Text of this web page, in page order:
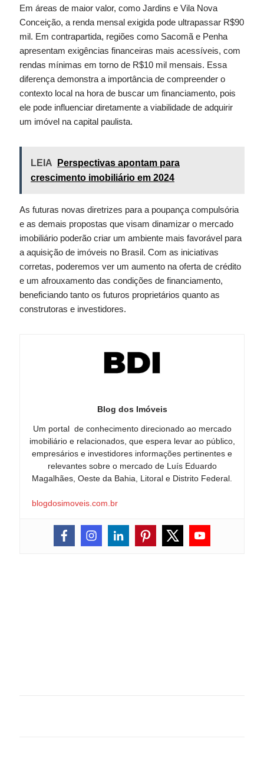
Em áreas de maior valor, como Jardins e Vila Nova
Conceição, a renda mensal exigida pode ultrapassar R$90
mil. Em contrapartida, regiões como Sacomã e Penha
apresentam exigências financeiras mais acessíveis, com
rendas mínimas em torno de R$10 mil mensais. Essa
diferença demonstra a importância de compreender o
contexto local na hora de buscar um financiamento, pois
ele pode influenciar diretamente a viabilidade de adquirir
um imóvel na capital paulista.
LEIA
Perspectivas apontam para
crescimento imobiliário em 2024
As futuras novas diretrizes para a poupança compulsória
e as demais propostas que visam dinamizar o mercado
imobiliário poderão criar um ambiente mais favorável para
a aquisição de imóveis no Brasil. Com as iniciativas
corretas, poderemos ver um aumento na oferta de crédito
e um afrouxamento das condições de financiamento,
beneficiando tanto os futuros proprietários quanto as
construtoras e investidores.
Blog dos Imóveis
Um portal de conhecimento direcionado ao mercado
imobiliário e relacionados, que espera levar ao público,
empresários e investidores informações pertinentes e
relevantes sobre o mercado de Luís Eduardo
Magalhães, Oeste da Bahia, Litoral e Distrito Federal.
blogdosimoveis.com.br